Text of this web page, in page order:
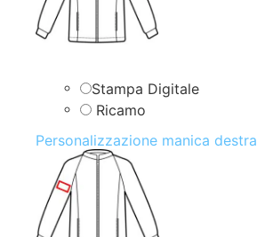
Stampa Digitale
Ricamo
Personalizzazione manica destra